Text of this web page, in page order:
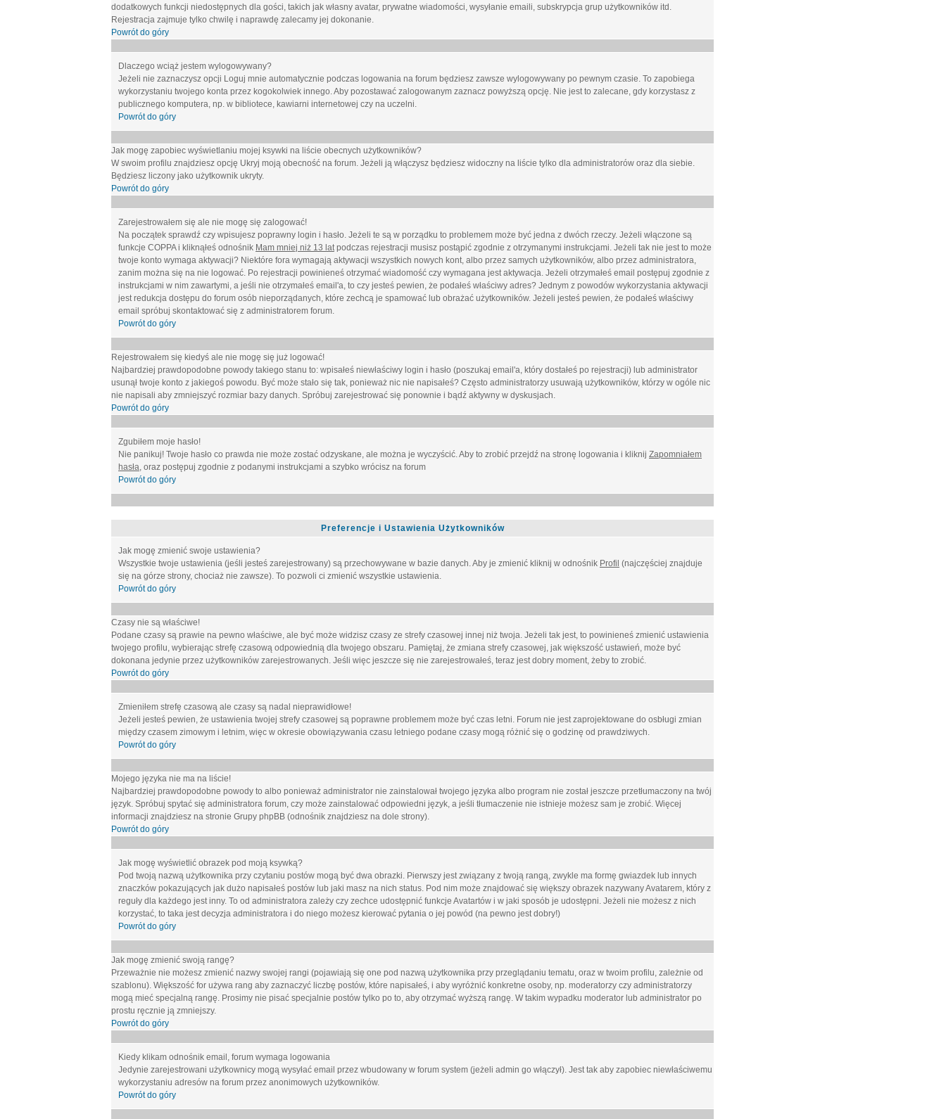
dodatkowych funkcji niedostępnych dla gości, takich jak własny avatar, prywatne wiadomości, wysyłanie emaili, subskrypcja grup użytkowników itd.
Rejestracja zajmuje tylko chwilę i naprawdę zalecamy jej dokonanie.
Powrót do góry
Dlaczego wciąż jestem wylogowywany?
Jeżeli nie zaznaczysz opcji Loguj mnie automatycznie podczas logowania na forum będziesz zawsze wylogowywany po pewnym czasie. To zapobiega
wykorzystaniu twojego konta przez kogokolwiek innego. Aby pozostawać zalogowanym zaznacz powyższą opcję. Nie jest to zalecane, gdy korzystasz z
publicznego komputera, np. w bibliotece, kawiarni internetowej czy na uczelni.
Powrót do góry
Jak mogę zapobiec wyświetlaniu mojej ksywki na liście obecnych użytkowników?
W swoim profilu znajdziesz opcję Ukryj moją obecność na forum. Jeżeli ją włączysz będziesz widoczny na liście tylko dla administratorów oraz dla siebie.
Będziesz liczony jako użytkownik ukryty.
Powrót do góry
Zarejestrowałem się ale nie mogę się zalogować!
Na początek sprawdź czy wpisujesz poprawny login i hasło. Jeżeli te są w porządku to problemem może być jedna z dwóch rzeczy. Jeżeli włączone są
funkcje COPPA i kliknąłeś odnośnik Mam mniej niż 13 latpodczas rejestracji musisz postąpić zgodnie z otrzymanymi instrukcjami. Jeżeli tak nie jest to może
twoje konto wymaga aktywacji? Niektóre fora wymagają aktywacji wszystkich nowych kont, albo przez samych użytkowników, albo przez administratora,
zanim można się na nie logować. Po rejestracji powinieneś otrzymać wiadomość czy wymagana jest aktywacja. Jeżeli otrzymałeś email postępuj zgodnie z
instrukcjami w nim zawartymi, a jeśli nie otrzymałeś email'a, to czy jesteś pewien, że podałeś właściwy adres? Jednym z powodów wykorzystania aktywacji
jest redukcja dostępu do forum osób nieporządanych, które zechcą je spamować lub obrażać użytkowników. Jeżeli jesteś pewien, że podałeś właściwy
email spróbuj skontaktować się z administratorem forum.
Powrót do góry
Rejestrowałem się kiedyś ale nie mogę się już logować!
Najbardziej prawdopodobne powody takiego stanu to: wpisałeś niewłaściwy login i hasło (poszukaj email'a, który dostałeś po rejestracji) lub administrator
usunął twoje konto z jakiegoś powodu. Być może stało się tak, ponieważ nic nie napisałeś? Często administratorzy usuwają użytkowników, którzy w ogóle nic
nie napisali aby zmniejszyć rozmiar bazy danych. Spróbuj zarejestrować się ponownie i bądź aktywny w dyskusjach.
Powrót do góry
Zgubiłem moje hasło!
Nie panikuj! Twoje hasło co prawda nie może zostać odzyskane, ale można je wyczyścić. Aby to zrobić przejdź na stronę logowania i kliknij Zapomniałem
hasła, oraz postępuj zgodnie z podanymi instrukcjami a szybko wrócisz na forum
Powrót do góry
Preferencje i Ustawienia Użytkowników
Jak mogę zmienić swoje ustawienia?
Wszystkie twoje ustawienia (jeśli jesteś zarejestrowany) są przechowywane w bazie danych. Aby je zmienić kliknij w odnośnik Profil (najczęściej znajduje
się na górze strony, chociaż nie zawsze). To pozwoli ci zmienić wszystkie ustawienia.
Powrót do góry
Czasy nie są właściwe!
Podane czasy są prawie na pewno właściwe, ale być może widzisz czasy ze strefy czasowej innej niż twoja. Jeżeli tak jest, to powinieneś zmienić ustawienia
twojego profilu, wybierając strefę czasową odpowiednią dla twojego obszaru. Pamiętaj, że zmiana strefy czasowej, jak większość ustawień, może być
dokonana jedynie przez użytkowników zarejestrowanych. Jeśli więc jeszcze się nie zarejestrowałeś, teraz jest dobry moment, żeby to zrobić.
Powrót do góry
Zmieniłem strefę czasową ale czasy są nadal nieprawidłowe!
Jeżeli jesteś pewien, że ustawienia twojej strefy czasowej są poprawne problemem może być czas letni. Forum nie jest zaprojektowane do osbługi zmian
między czasem zimowym i letnim, więc w okresie obowiązywania czasu letniego podane czasy mogą różnić się o godzinę od prawdziwych.
Powrót do góry
Mojego języka nie ma na liście!
Najbardziej prawdopodobne powody to albo ponieważ administrator nie zainstalował twojego języka albo program nie został jeszcze przetłumaczony na twój
język. Spróbuj spytać się administratora forum, czy może zainstalować odpowiedni język, a jeśli tłumaczenie nie istnieje możesz sam je zrobić. Więcej
informacji znajdziesz na stronie Grupy phpBB (odnośnik znajdziesz na dole strony).
Powrót do góry
Jak mogę wyświetlić obrazek pod moją ksywką?
Pod twoją nazwą użytkownika przy czytaniu postów mogą być dwa obrazki. Pierwszy jest związany z twoją rangą, zwykle ma formę gwiazdek lub innych
znaczków pokazujących jak dużo napisałeś postów lub jaki masz na nich status. Pod nim może znajdować się większy obrazek nazywany Avatarem, który z
reguły dla każdego jest inny. To od administratora zależy czy zechce udostępnić funkcje Avatartów i w jaki sposób je udostępni. Jeżeli nie możesz z nich
korzystać, to taka jest decyzja administratora i do niego możesz kierować pytania o jej powód (na pewno jest dobry!)
Powrót do góry
Jak mogę zmienić swoją rangę?
Przeważnie nie możesz zmienić nazwy swojej rangi (pojawiają się one pod nazwą użytkownika przy przeglądaniu tematu, oraz w twoim profilu, zależnie od
szablonu). Większość for używa rang aby zaznaczyć liczbę postów, które napisałeś, i aby wyróżnić konkretne osoby, np. moderatorzy czy administratorzy
mogą mieć specjalną rangę. Prosimy nie pisać specjalnie postów tylko po to, aby otrzymać wyższą rangę. W takim wypadku moderator lub administrator po
prostu ręcznie ją zmniejszy.
Powrót do góry
Kiedy klikam odnośnik email, forum wymaga logowania
Jedynie zarejestrowani użytkownicy mogą wysyłać email przez wbudowany w forum system (jeżeli admin go włączył). Jest tak aby zapobiec niewłaściwemu
wykorzystaniu adresów na forum przez anonimowych użytkowników.
Powrót do góry